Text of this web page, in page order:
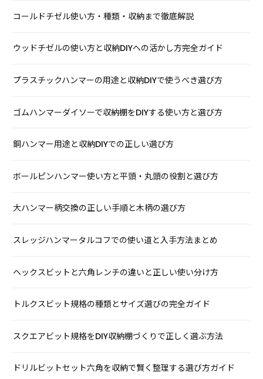
コールドチゼル使い方・種類・収納まで徹底解説
ウッドチゼルの使い方と収納DIYへの活かし方完全ガイド
プラスチックハンマーの用途と収納DIYで使うべき選び方
ゴムハンマーダイソーで収納棚をDIYする使い方と選び方
銅ハンマー用途と収納DIYでの正しい選び方
ボールピンハンマー使い方と平頭・丸頭の役割と選び方
大ハンマー柄交換の正しい手順と木柄の選び方
スレッジハンマータルコフでの使い道と入手方法まとめ
ヘックスビットと六角レンチの違いと正しい使い分け方
トルクスビット規格の種類とサイズ選びの完全ガイド
スクエアビット規格をDIY収納棚づくりで正しく選ぶ方法
ドリルビットセット六角を収納で賢く整理する選び方ガイド